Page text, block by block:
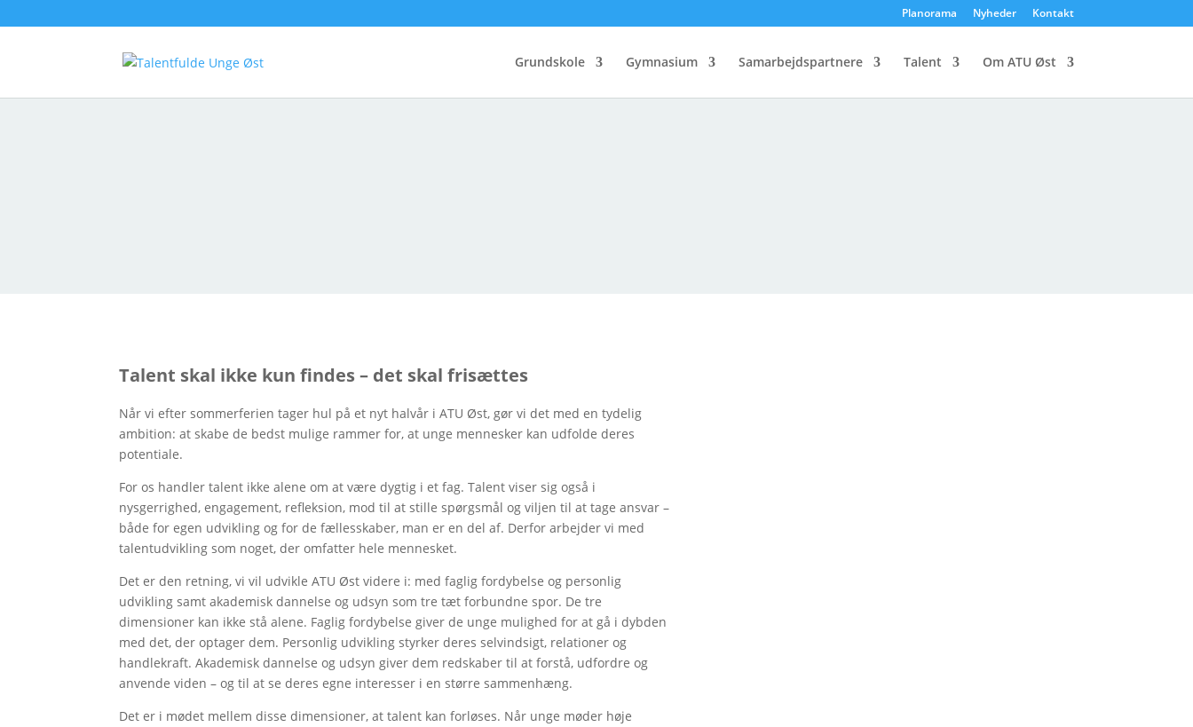
Planorama Nyheder Kontakt
Grundskole Gymnasium Samarbejdspartnere Talent Om ATU Øst
Talent skal ikke kun findes – det skal frisættes
Når vi efter sommerferien tager hul på et nyt halvår i ATU Øst, gør vi det med en tydelig
ambition: at skabe de bedst mulige rammer for, at unge mennesker kan udfolde deres
potentiale.
For os handler talent ikke alene om at være dygtig i et fag. Talent viser sig også i
nysgerrighed, engagement, refleksion, mod til at stille spørgsmål og viljen til at tage ansvar –
både for egen udvikling og for de fællesskaber, man er en del af. Derfor arbejder vi med
talentudvikling som noget, der omfatter hele mennesket.
Det er den retning, vi vil udvikle ATU Øst videre i: med faglig fordybelse og personlig
udvikling samt akademisk dannelse og udsyn som tre tæt forbundne spor. De tre
dimensioner kan ikke stå alene. Faglig fordybelse giver de unge mulighed for at gå i dybden
med det, der optager dem. Personlig udvikling styrker deres selvindsigt, relationer og
handlekraft. Akademisk dannelse og udsyn giver dem redskaber til at forstå, udfordre og
anvende viden – og til at se deres egne interesser i en større sammenhæng.
Det er i mødet mellem disse dimensioner, at talent kan forløses. Når unge møder høje